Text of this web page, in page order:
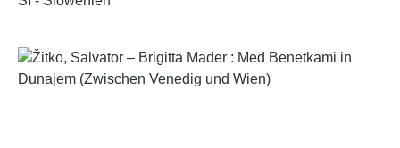
Bildergalerie überspringen